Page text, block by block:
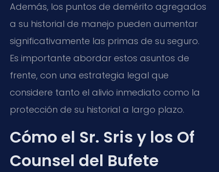
Además, los puntos de demérito agregados
a su historial de manejo pueden aumentar
significativamente las primas de su seguro.
Es importante abordar estos asuntos de
frente, con una estrategia legal que
considere tanto el alivio inmediato como la
protección de su historial a largo plazo.
Cómo el Sr. Sris y los Of
Counsel del Bufete